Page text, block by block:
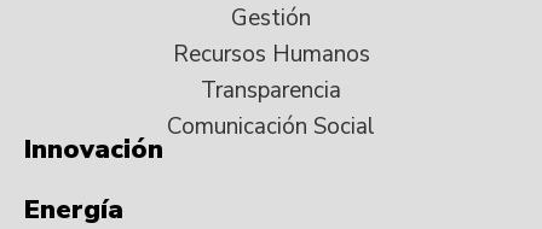
Gestión
Recursos Humanos
Transparencia
Comunicación Social
Innovación
Energía